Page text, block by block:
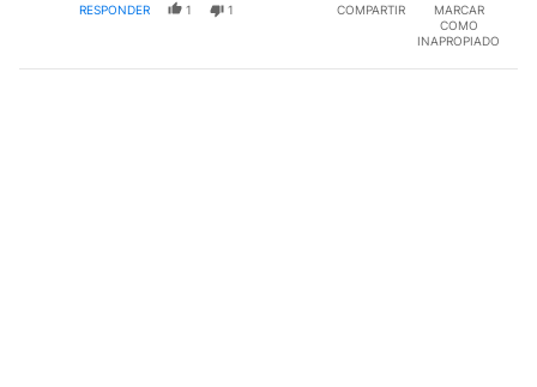
RESPONDER 1 1 COMPARTIR
MARCAR
COMO
INAPROPIADO